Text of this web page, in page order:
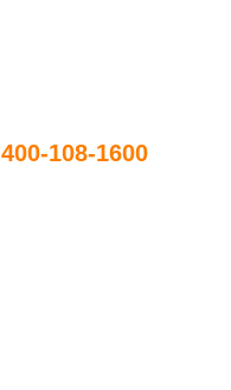
400-108-1600